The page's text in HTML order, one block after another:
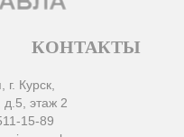
КОНТАКТЫ
г. Курск,
д.5, этаж 2
15-89